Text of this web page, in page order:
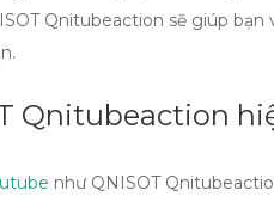
Qnitubeaction sẽ giúp bạn
Qnitubeaction
như QNISOT